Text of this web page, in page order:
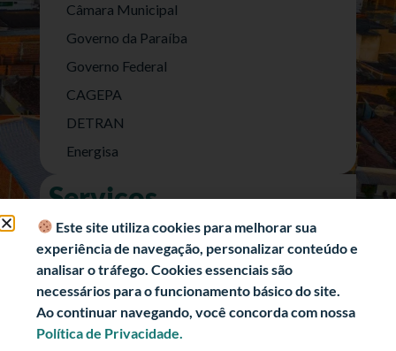
Câmara Municipal
Governo da Paraíba
Governo Federal
CAGEPA
DETRAN
Energisa
Serviços
Nota Fiscal Eletrônica
e-SIC (Acesso a Informação)
Transparência Fiscal
História
Informações Turísticas
Este site utiliza cookies para melhorar sua
experiência de navegação, personalizar conteúdo e
analisar o tráfego. Cookies essenciais são
necessários para o funcionamento básico do site.
Ao continuar navegando, você concorda com nossa
Política de Privacidade.